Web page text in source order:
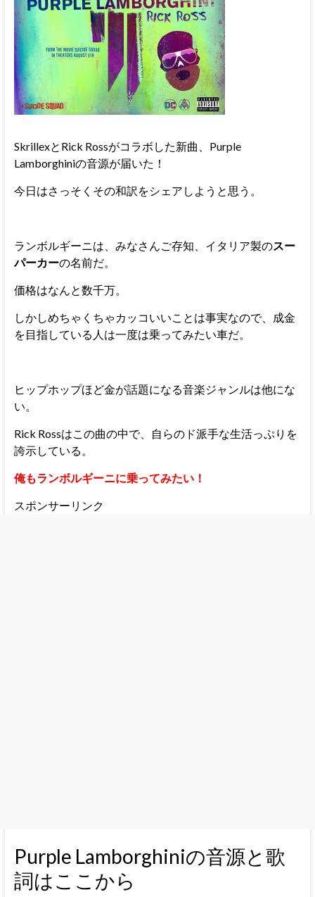
SkrillexとRick Rossがコラボした新曲、Purple
Lamborghiniの音源が届いた！
今日はさっそくその和訳をシェアしようと思う。
ランボルギーニは、みなさんご存知、イタリア製のスー
パーカーの名前だ。
価格はなんと数千万。
しかしめちゃくちゃカッコいいことは事実なので、成金
を目指している人は一度は乗ってみたい車だ。
ヒップホップほど金が話題になる音楽ジャンルは他にな
い。
Rick Rossはこの曲の中で、自らのド派手な生活っぷりを
誇示している。
俺もランボルギーニに乗ってみたい！
スポンサーリンク
Purple Lamborghiniの音源と歌
詞はここから